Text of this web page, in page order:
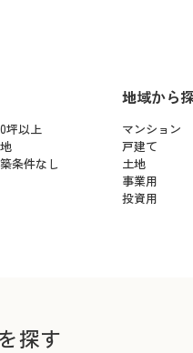
坪以上
条件なし
地域から
マンション
戸建て
土地
事業用
投資用
探す